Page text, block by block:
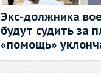
Экс-должника
будут судить за
«помощь»